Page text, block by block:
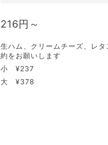
216円～
生ハム、クリームチーズ、レ
約をお願いします
小 ¥237
大 ¥378